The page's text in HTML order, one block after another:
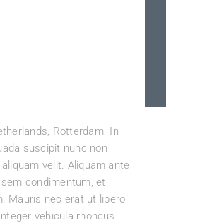
Rotterdam. In
suscipit nunc non
velit. Aliquam ante
condimentum, et
Mauris nec erat ut libero
vehicula rhoncus